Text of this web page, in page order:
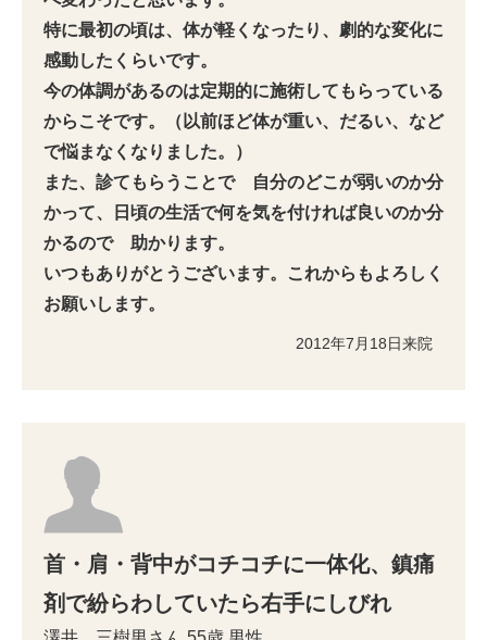
特に最初の頃は、体が軽くなったり、劇的な変化に
感動したくらいです。
今の体調があるのは定期的に施術してもらっている
からこそです。
（以前ほど体が重い、だるい、など
で悩まなくなりました。）
また、診てもらうことで 自分のどこが弱いのか分
かって、日頃の生活で何を気を付ければ良いのか分
かるので 助かります。
いつもありがとうございます。これからもよろしく
お願いします。
2012年7月18日来院
首・肩・背中がコチコチに一体化、鎮痛
剤で紛らわしていたら右手にしびれ